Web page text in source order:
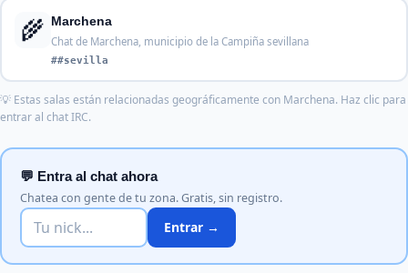
🌾 Marchena
Chat de Marchena, municipio de la Campiña sevillana
##sevilla
💡 Estas salas están relacionadas geográficamente con Marchena. Haz clic para
entrar al chat IRC.
💬 Entra al chat ahora
Chatea con gente de tu zona. Gratis, sin registro.
Entrar →